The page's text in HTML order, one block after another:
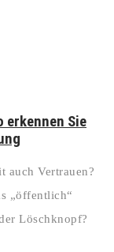
erkennen Sie
auch Vertrauen?
„öffentlich“
Löschknopf?